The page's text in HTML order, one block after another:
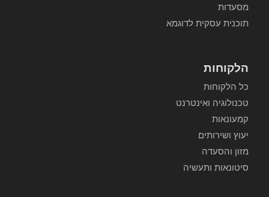
מסעדות
תוכנית עסקית לדוגמא
הלקוחות
כל הלקוחות
טכנולוגיה ואינטרנט
קמעונאות
יעוץ ושירותים
מזון והסעדה
סיטונאות ותעשיה